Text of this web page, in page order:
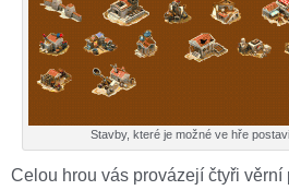
Stavby, které je možné ve hře
Celou hrou vás provázejí čtyři